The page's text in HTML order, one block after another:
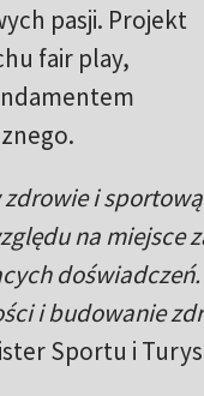
pasji. Projekt
fair play,
i
na miejsce
i budowanie
Sportu i